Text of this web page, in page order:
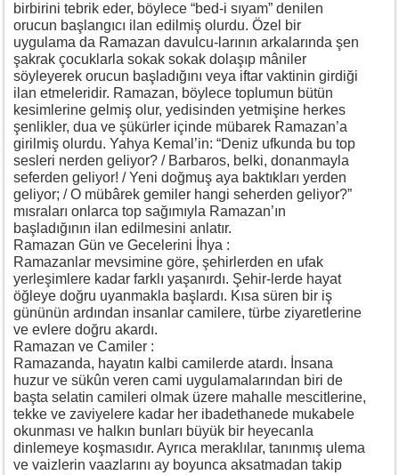
birbirini tebrik eder, böylece “bed-i sıyam” denilen
orucun başlangıcı ilan edilmiş olurdu. Özel bir
uygulama da Ramazan davulcu-larının arkalarında şen
şakrak çocuklarla sokak sokak dolaşıp mâniler
söyleyerek orucun başladığını veya iftar vaktinin girdiği
ilan etmeleridir. Ramazan, böylece toplumun bütün
kesimlerine gelmiş olur, yedisinden yetmişine herkes
şenlikler, dua ve şükürler içinde mübarek Ramazan’a
girilmiş olurdu. Yahya Kemal’in: “Deniz ufkunda bu top
sesleri nerden geliyor? / Barbaros, belki, donanmayla
seferden geliyor! / Yeni doğmuş aya baktıkları yerden
geliyor; / O mübârek gemiler hangi seherden geliyor?”
mısraları onlarca top sağımıyla Ramazan’ın
başladığının ilan edilmesini anlatır.
Ramazan Gün ve Gecelerini İhya :
Ramazanlar mevsimine göre, şehirlerden en ufak
yerleşimlere kadar farklı yaşanırdı. Şehir-lerde hayat
öğleye doğru uyanmakla başlardı. Kısa süren bir iş
gününün ardından insanlar camilere, türbe ziyaretlerine
ve evlere doğru akardı.
Ramazan ve Camiler :
Ramazanda, hayatın kalbi camilerde atardı. İnsana
huzur ve sükûn veren cami uygulamalarından biri de
başta selatin camileri olmak üzere mahalle mescitlerine,
tekke ve zaviyelere kadar her ibadethanede mukabele
okunması ve halkın bunları büyük bir heyecanla
dinlemeye koşmasıdır. Ayrıca meraklılar, tanınmış ulema
ve vaizlerin vaazlarını ay boyunca aksatmadan takip